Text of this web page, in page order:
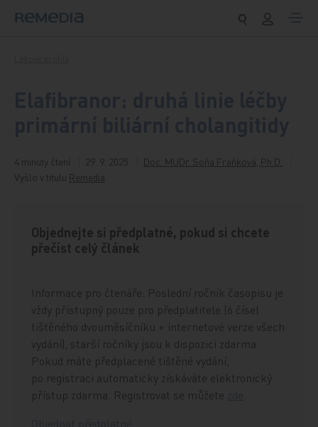
4 minuty čtení 29. 9. 2025
Doc. MUDr. Soňa Fraňková, Ph.D.
Vyšlo v titulu Remedia
Objednejte si předplatné, pokud si chcete
přečíst celý článek
Informace pro čtenáře: Poslední ročník časopisu je
vždy přístupný pouze pro předplatitele (6 čísel
tištěného dvouměsíčníku + internetové verze všech
vydání), starší ročníky jsou k dispozici zdarma.
Pokud máte předplacené tištěné vydání,
po registraci automaticky získáváte elektronický
přístup zdarma. Registrovat se můžete